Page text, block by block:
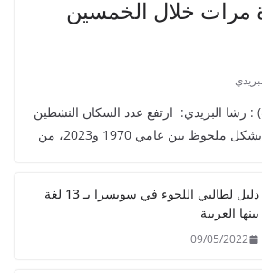
خلال الخمسين
البريدي: ارتفع عدد السكان النشطين
بين عامي 1970 و2023، من
دليل لطالبي اللجوء في سويسرا بـ 13 لغة
بينها العربية
09/05/2022